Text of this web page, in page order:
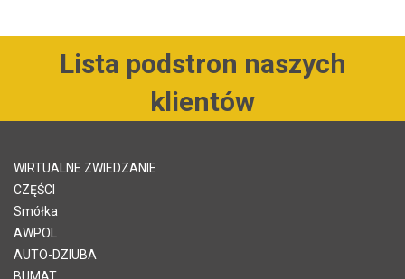
Lista podstron naszych
klientów
WIRTUALNE ZWIEDZANIE
CZĘŚCI
Smółka
AWPOL
AUTO-DZIUBA
BUMAT